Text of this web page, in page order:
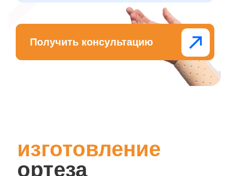
Хотите сравнить
термопластик
Попробуйте в реальной работе.
Почувствуйте разницу на практике.